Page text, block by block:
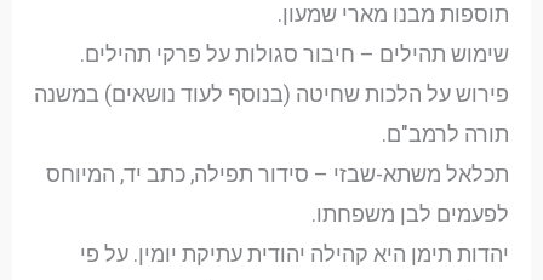
תוספות מבנו מארי שמעון.
שימוש תהילים – חיבור סגולות על פרקי תהילים.
פירוש על הלכות שחיטה (בנוסף לעוד נושאים) במשנה
תורה לרמב"ם.
תכלאל משתא-שבזי – סידור תפילה, כתב יד, המיוחס
לפעמים לבן משפחתו.
יהדות תימן היא קהילה יהודית עתיקת יומין. על פי